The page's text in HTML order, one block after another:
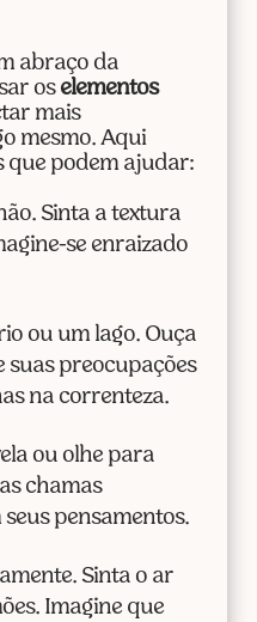
abraço da
os elementos
mais
mesmo. Aqui
que podem ajudar:
Sinta a textura
se enraizado
ou um lago. Ouça
suas preocupações
na correnteza.
ou olhe para
chamas
pensamentos.
Sinta o ar
Imagine que